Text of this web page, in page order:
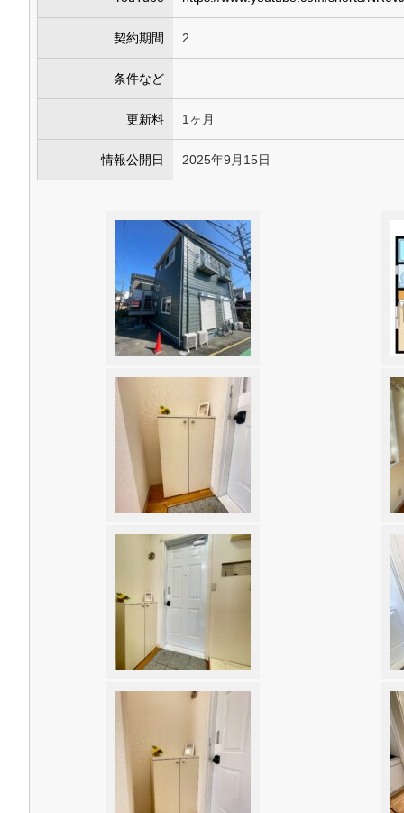
契約期間 2
条件など
更新料 1ヶ月
情報公開日 2025年9月15日